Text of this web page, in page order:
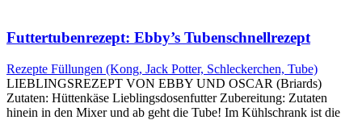
Futtertubenrezept: Ebby’s Tubenschnellrezept
Rezepte Füllungen (Kong, Jack Potter, Schleckerchen, Tube)
LIEBLINGSREZEPT VON EBBY UND OSCAR (Briards)
Zutaten: Hüttenkäse Lieblingsdosenfutter Zubereitung: Zutaten
hinein in den Mixer und ab geht die Tube! Im Kühlschrank ist die